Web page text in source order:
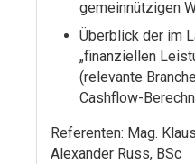
gemeinnützigen
Überblick der im
„finanziellen
(relevante
Cashflow-
Referenten: Mag.
Alexander Russ, BSc